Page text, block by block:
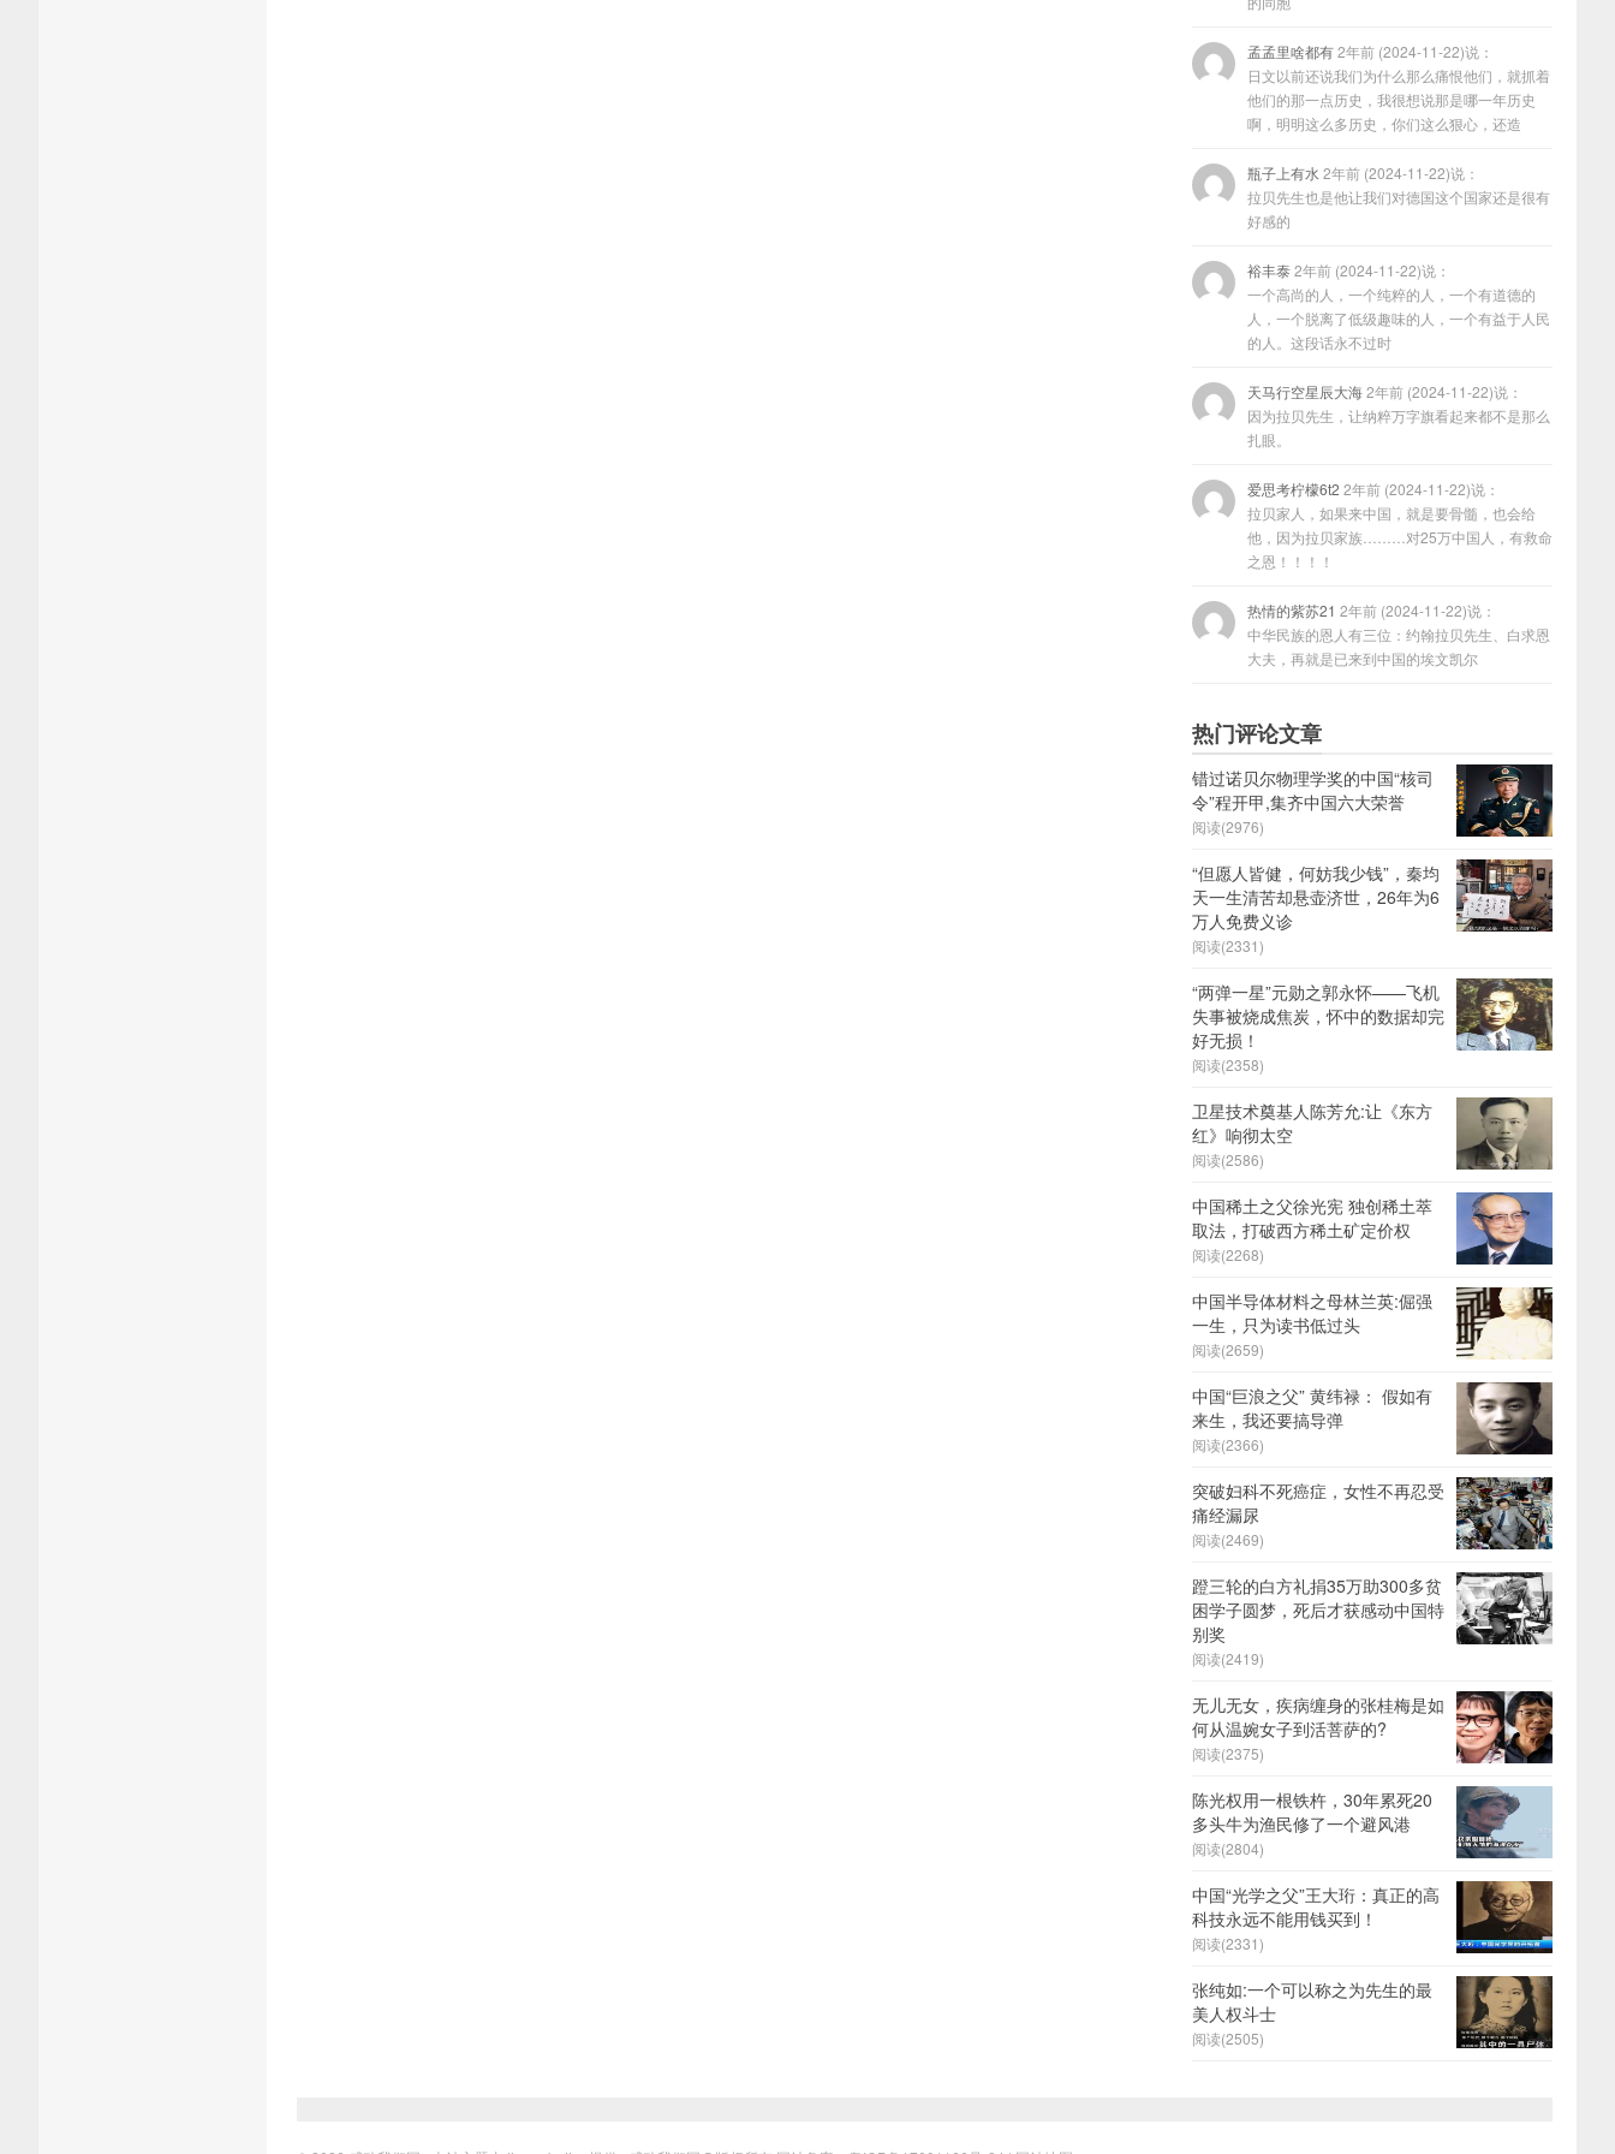
孟孟里啥都有2年前 (2024-11-22)说：
日文以前还说我们为什么那么痛恨他们，就抓着
他们的那一点历史，我很想说那是哪一年历史
啊，明明这么多历史，你们这么狠心，还造
瓶子上有水 2年前 (2024-11-22)说：
拉贝先生也是他让我们对德国这个国家还是很有
好感的
裕丰泰2年前 (2024-11-22)说：
一个高尚的人，一个纯粹的人，一个有道德的
人，一个脱离了低级趣味的人，一个有益于人民
的人。这段话永不过时
天马行空星辰大海2年前 (2024-11-22)说：
因为拉贝先生，让纳粹万字旗看起来都不是那么
扎眼。
爱思考柠檬6t2 2年前 (2024-11-22)说：
拉贝家人，如果来中国，就是要骨髓，也会给
他，因为拉贝家族………对25万中国人，有救命
之恩！！！！
热情的紫苏21 2年前 (2024-11-22)说：
中华民族的恩人有三位：约翰拉贝先生、白求恩
大夫，再就是已来到中国的埃文凯尔
热门评论文章
错过诺贝尔物理学奖的中国“核司
令”程开甲,集齐中国六大荣誉
阅读(2976)
“但愿人皆健，何妨我少钱”，秦均
天一生清苦却悬壶济世，26年为6
万人免费义诊
阅读(2331)
“两弹一星”元勋之郭永怀——飞机
失事被烧成焦炭，怀中的数据却完
好无损！
阅读(2358)
卫星技术奠基人陈芳允:让《东方
红》响彻太空
阅读(2586)
中国稀土之父徐光宪 独创稀土萃
取法，打破西方稀土矿定价权
阅读(2268)
中国半导体材料之母林兰英:倔强
一生，只为读书低过头
阅读(2659)
中国“巨浪之父” 黄纬禄： 假如有
来生，我还要搞导弹
阅读(2366)
突破妇科不死癌症，女性不再忍受
痛经漏尿
阅读(2469)
蹬三轮的白方礼捐35万助300多贫
困学子圆梦，死后才获感动中国特
别奖
阅读(2419)
无儿无女，疾病缠身的张桂梅是如
何从温婉女子到活菩萨的?
阅读(2375)
陈光权用一根铁杵，30年累死20
多头牛为渔民修了一个避风港
阅读(2804)
中国“光学之父”王大珩：真正的高
科技永远不能用钱买到！
阅读(2331)
张纯如:一个可以称之为先生的最
美人权斗士
阅读(2505)